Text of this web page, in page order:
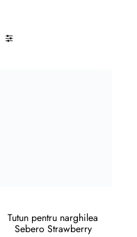
CITEȘTE MAI MULT
Tutun pentru narghilea
Sebero Strawberry